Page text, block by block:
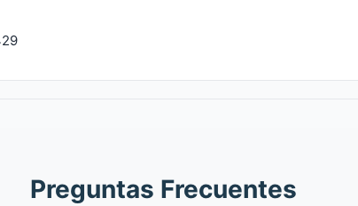
Preguntas Frecuentes